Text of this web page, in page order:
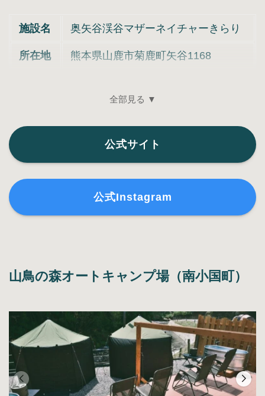
施設名 奥矢谷渓谷マザーネイチャーきらり
所在地 熊本県山鹿市菊鹿町矢谷1168
全部見る ▼
公式サイト
公式Instagram
山鳥の森オートキャンプ場（南小国町）